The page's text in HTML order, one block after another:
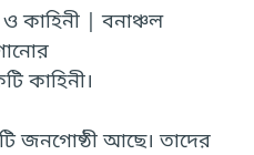
কাহিনী | বনাঞ্চল
কাহিনী।
জনগোষ্ঠী আছে। তাদের